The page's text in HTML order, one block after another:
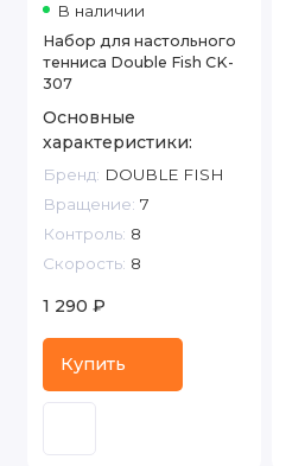
В наличии
Набор для настольного
тенниса Double Fish CK-
307
Основные
характеристики:
Бренд: DOUBLE FISH
Вращение: 7
Контроль: 8
Скорость: 8
1 290 ₽
Купить